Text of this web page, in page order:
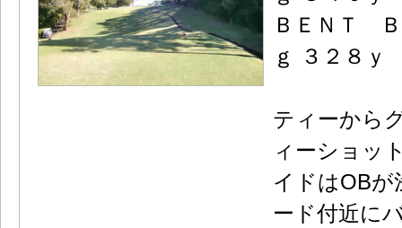
ＢＥＮＴ
ｇ ３２８ｙ
ティーから
ィーショッ
イドはOBが
ード付近に